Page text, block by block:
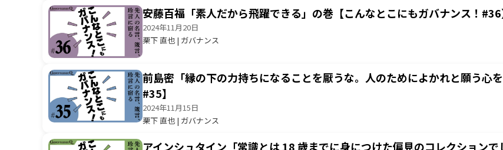
安藤百福「素人だから飛躍できる」の巻【こんなとこにもガバナンス！#36
2024年11月20日
栗下 直也 | ガバナンス
前島密「縁の下の力持ちになることを厭うな。人のためによかれと願う心
#35】
2024年11月15日
栗下 直也 | ガバナンス
アインシュタイン「常識とは 18 歳までに身につけた偏見のコレクション